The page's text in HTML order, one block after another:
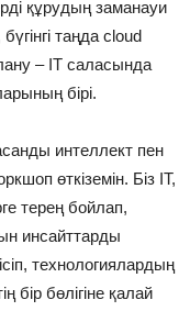
құрудың заманауи
таңда cloud
– IT саласында
бірі.
интеллект пен
өткіземін. Біз IT,
терең бойлап,
инсайттарды
технологиялардың
бір бөлігіне қалай